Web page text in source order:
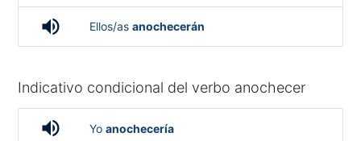
volume_up Ellos/as anochecerán
Indicativo condicional del verbo anochecer
volume_up Yo anochecería